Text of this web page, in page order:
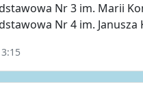
Nr 3 im. Marii
Nr 4 im.